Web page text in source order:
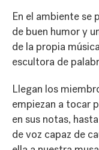
En el ambiente se
de buen humor y
de la propia
escultora de
Llegan los
empiezan a tocar
en sus notas,
de voz capaz de